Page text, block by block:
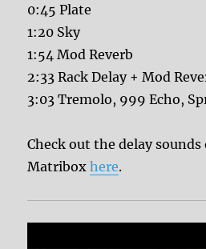
0:45 Plate
1:20 Sky
1:54 Mod Reverb
2:33 Rack Delay + Mod
3:03 Tremolo, 999 Echo,
Check out the delay
Matriboxhere.